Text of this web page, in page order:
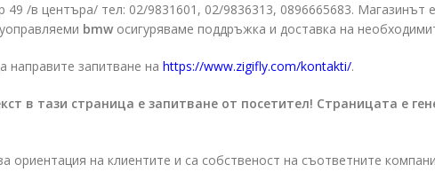
49 /в центъра/ тел: 02/9831601, 02/9836313, 0896665683. Магазинът
bmw осигуряваме поддръжка и доставка на
направите запитване на https://www.zigifly.com/kontakti/.
в тази страница е запитване от посетител! Страницата е
ориентация на клиентите и са собственост на съответните